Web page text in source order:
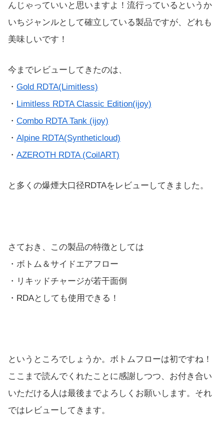
んじゃっていいと思いますよ！流行っているというか
いちジャンルとして確立している製品ですが、どれも
美味しいです！
今までレビューしてきたのは、
・ Gold RDTA(Limitless)
・ Limitless RDTA Classic Edition(ijoy)
・ Combo RDTA Tank (ijoy)
・ Alpine RDTA(Syntheticloud)
・ AZEROTH RDTA (CoilART)
と多くの爆煙大口径RDTAをレビューしてきました。
さておき、この製品の特徴としては
・ボトム＆サイドエアフロー
・リキッドチャージが若干面倒
・RDAとしても使用できる！
というところでしょうか。ボトムフローは初ですね！
ここまで読んでくれたことに感謝しつつ、お付き合い
いただける人は最後までよろしくお願いします。それ
ではレビューしてきます。